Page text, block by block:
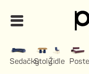
SedačkyStolyŽidle